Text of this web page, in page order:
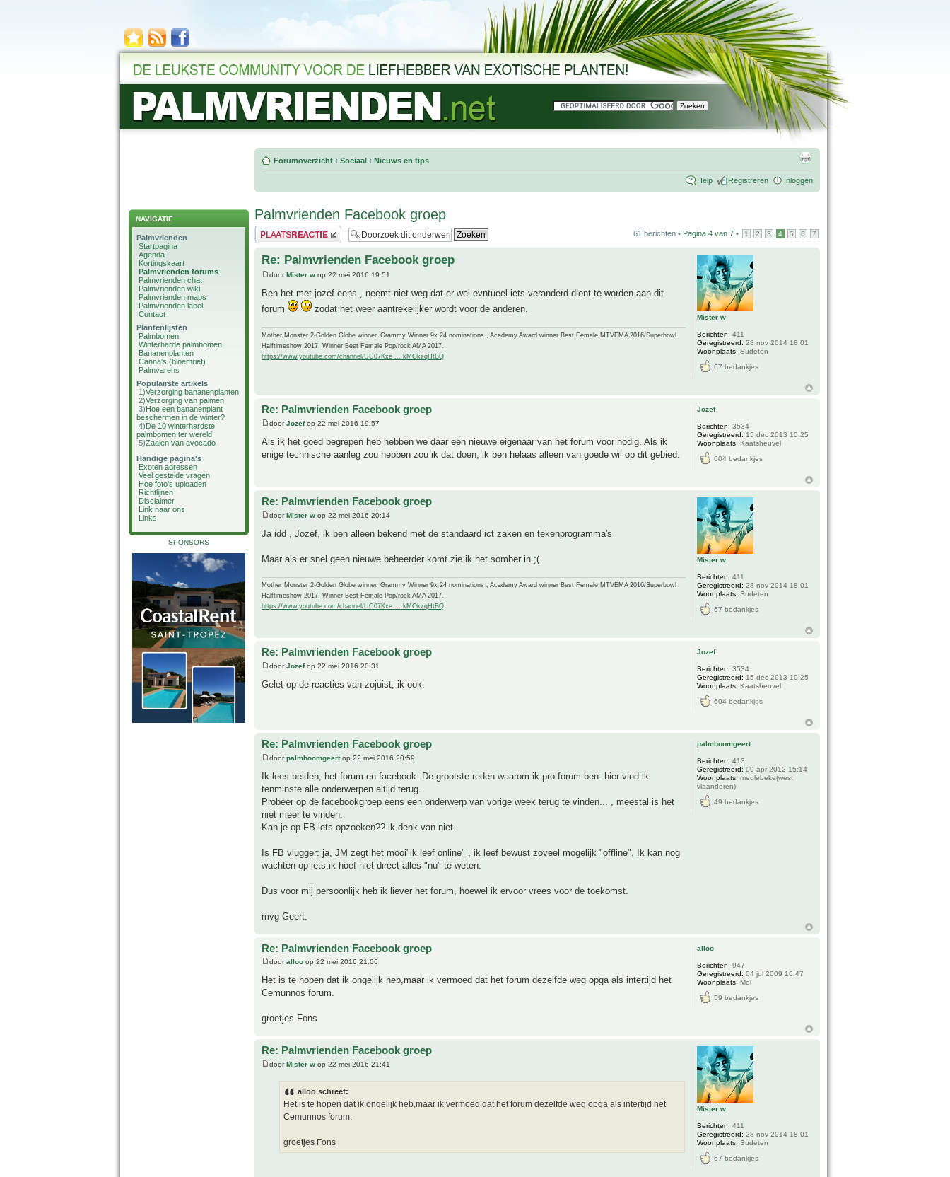
NAVIGATIE
Palmvrienden
Startpagina
Agenda
Kortingskaart
Palmvrienden forums
Palmvrienden chat
Palmvrienden wiki
Palmvrienden maps
Palmvrienden label
Contact
Plantenlijsten
Palmbomen
Winterharde palmbomen
Bananenplanten
Canna's (bloemriet)
Palmvarens
Populairste artikels
1)Verzorging bananenplanten
2)Verzorging van palmen
3)Hoe een bananenplant
beschermen in de winter?
4)De 10 winterhardste
palmbomen ter wereld
5)Zaaien van avocado
Handige pagina's
Exoten adressen
Veel gestelde vragen
Hoe foto's uploaden
Richtlijnen
Disclaimer
Link naar ons
Links
SPONSORS
Forumoverzicht ‹ Sociaal ‹ Nieuws en tips
Help Registreren Inloggen
Palmvrienden Facebook groep
Plaats een reactie 61 berichten • Pagina 4 van 7 • 1 2 3 4 5 6 7
Re: Palmvrienden Facebook groep
doorMister w op 22 mei 2016 19:51
Ben het met jozef eens , neemt niet weg dat er wel evntueel iets veranderd dient te worden aan dit
forum
zodat het weer aantrekelijker wordt voor de anderen.
Mother Monster 2-Golden Globe winner, Grammy Winner 9x 24 nominations , Academy Award winner Best Female MTVEMA 2016/Superbowl
Halftimeshow 2017, Winner Best Female Pop/rock AMA 2017.
https://www.youtube.com/channel/UC07Kxe ... kMOkzqHtBQ
Mister w
Berichten: 411
Geregistreerd: 28 nov 2014 18:01
Woonplaats: Sudeten
67 bedankjes
Re: Palmvrienden Facebook groep
doorJozefop 22 mei 2016 19:57
Als ik het goed begrepen heb hebben we daar een nieuwe eigenaar van het forum voor nodig. Als ik
enige technische aanleg zou hebben zou ik dat doen, ik ben helaas alleen van goede wil op dit gebied.
Jozef
Berichten: 3534
Geregistreerd: 15 dec 2013 10:25
Woonplaats: Kaatsheuvel
604 bedankjes
Re: Palmvrienden Facebook groep
doorMister w op 22 mei 2016 20:14
Ja idd , Jozef, ik ben alleen bekend met de standaard ict zaken en tekenprogramma's
Maar als er snel geen nieuwe beheerder komt zie ik het somber in ;(
Mother Monster 2-Golden Globe winner, Grammy Winner 9x 24 nominations , Academy Award winner Best Female MTVEMA 2016/Superbowl
Halftimeshow 2017, Winner Best Female Pop/rock AMA 2017.
https://www.youtube.com/channel/UC07Kxe ... kMOkzqHtBQ
Mister w
Berichten: 411
Geregistreerd: 28 nov 2014 18:01
Woonplaats: Sudeten
67 bedankjes
Re: Palmvrienden Facebook groep
doorJozefop 22 mei 2016 20:31
Gelet op de reacties van zojuist, ik ook.
Jozef
Berichten: 3534
Geregistreerd: 15 dec 2013 10:25
Woonplaats: Kaatsheuvel
604 bedankjes
Re: Palmvrienden Facebook groep
doorpalmboomgeertop 22 mei 2016 20:59
Ik lees beiden, het forum en facebook. De grootste reden waarom ik pro forum ben: hier vind ik
tenminste alle onderwerpen altijd terug.
Probeer op de facebookgroep eens een onderwerp van vorige week terug te vinden... , meestal is het
niet meer te vinden.
Kan je op FB iets opzoeken?? ik denk van niet.
Is FB vlugger: ja, JM zegt het mooi"ik leef online" , ik leef bewust zoveel mogelijk "offline". Ik kan nog
wachten op iets,ik hoef niet direct alles "nu" te weten.
Dus voor mij persoonlijk heb ik liever het forum, hoewel ik ervoor vrees voor de toekomst.
mvg Geert.
palmboomgeert
Berichten: 413
Geregistreerd: 09 apr 2012 15:14
Woonplaats: meulebeke(west
vlaanderen)
49 bedankjes
Re: Palmvrienden Facebook groep
dooralloo op 22 mei 2016 21:06
Het is te hopen dat ik ongelijk heb,maar ik vermoed dat het forum dezelfde weg opga als intertijd het
Cemunnos forum.
groetjes Fons
alloo
Berichten: 947
Geregistreerd: 04 jul 2009 16:47
Woonplaats: Mol
59 bedankjes
Re: Palmvrienden Facebook groep
doorMister w op 22 mei 2016 21:41
alloo schreef:
Het is te hopen dat ik ongelijk heb,maar ik vermoed dat het forum dezelfde weg opga als intertijd het
Cemunnos forum.
groetjes Fons
Mister w
Berichten: 411
Geregistreerd: 28 nov 2014 18:01
Woonplaats: Sudeten
67 bedankjes